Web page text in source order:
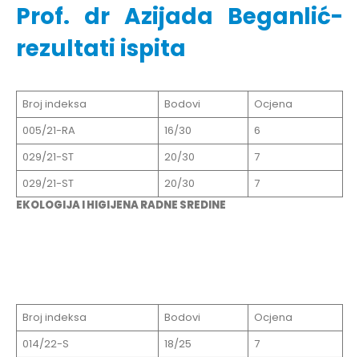
Prof. dr Azijada Beganlić-
rezultati ispita
Broj indeksa Bodovi
Ocjena
005/21-RA
16/30
6
029/21-ST
20/30
7
029/21-ST
20/30
7
EKOLOGIJA I HIGIJENA RADNE SREDINE
Broj indeksa Bodovi
Ocjena
014/22-S
18/25
7